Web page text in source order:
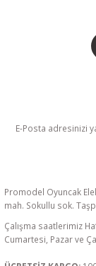
Promodel Oyuncak
mah. Sokullu sok.
Çalışma saatlerimiz
Cumartesi, Pazar ve